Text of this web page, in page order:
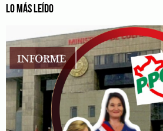
LO MÁS LEÍDO